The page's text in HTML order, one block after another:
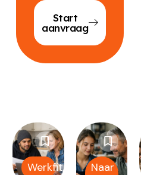
Start
aanvraag
Werkfit
Naar